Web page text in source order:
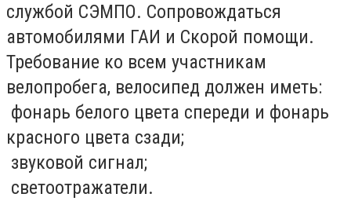
службой СЭМПО. Сопровождаться
автомобилями ГАИ и Скорой помощи.
Требование ко всем участникам
велопробега, велосипед должен иметь:
­ фонарь белого цвета спереди и фонарь
красного цвета сзади;
­ звуковой сигнал;
­ светоотражатели.